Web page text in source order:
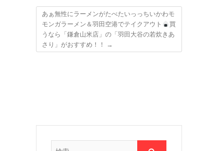
あぁ無性にラーメンがたべたいっっちいかわモ
モンガラーメン＆羽田空港でテイクアウト
買
うなら「鎌倉山米店」の「羽田大谷の若炊きあ
さり」がおすすめ！！
→